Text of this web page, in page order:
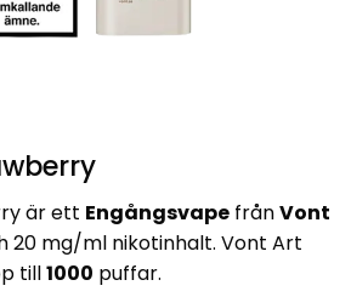
är ett Engångsvape frånVont
20 mg/ml nikotinhalt. Vont Art
till1000 puffar.